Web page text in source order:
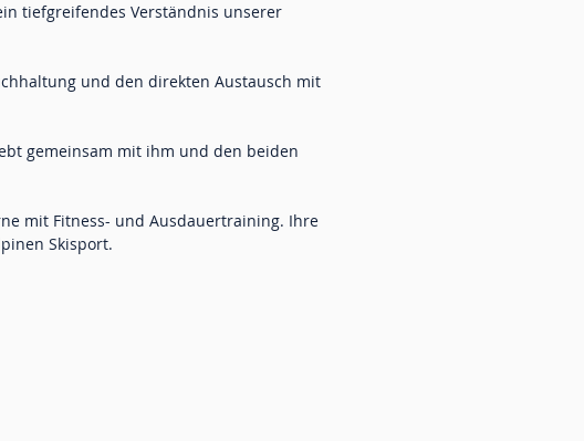
tiefgreifendes Verständnis unserer
und den direkten Austausch mit
gemeinsam mit ihm und den beiden
mit Fitness- und Ausdauertraining. Ihre
Skisport.